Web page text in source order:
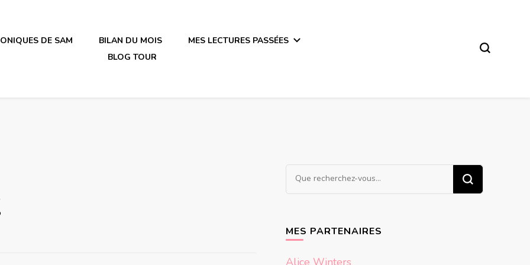
en plastique
DE SAM BILAN DU MOIS
MES LECTURES PASSÉES
BLOG TOUR
Vous
recherchiez
MES PARTENAIRES